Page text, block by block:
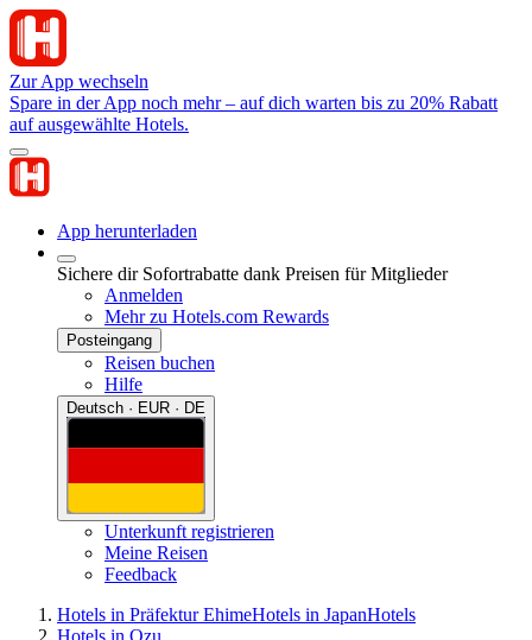
Zur App wechseln
Spare in der App noch mehr – auf dich warten bis zu 20% Rabatt
auf ausgewählte Hotels.
App herunterladen
Sichere dir Sofortrabatte dank Preisen für Mitglieder
Anmelden
Mehr zu Hotels.com Rewards
Posteingang
Reisen buchen
Hilfe
Deutsch · EUR · DE
Unterkunft registrieren
Meine Reisen
Feedback
Hotels in Präfektur EhimeHotels in JapanHotels
Hotels in Ozu